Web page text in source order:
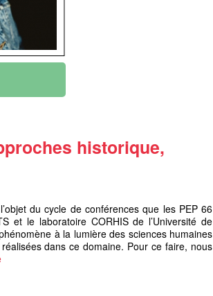
historique,
du cycle de conférences que les PEP 66
et le laboratoire CORHIS de l’Université de
à la lumière des sciences humaines
dans ce domaine. Pour ce faire, nous